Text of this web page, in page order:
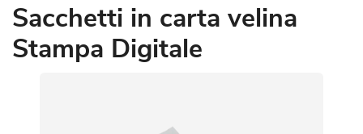
Sacchetti in carta velina
Stampa Digitale